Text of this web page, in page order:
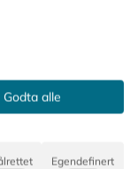
Godta alle
Egendefinert